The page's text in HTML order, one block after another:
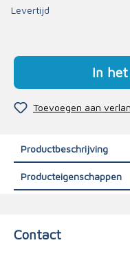
Levertijd
In
Toevoegen aan
Productbeschrijving
Producteigenschappen
Contact